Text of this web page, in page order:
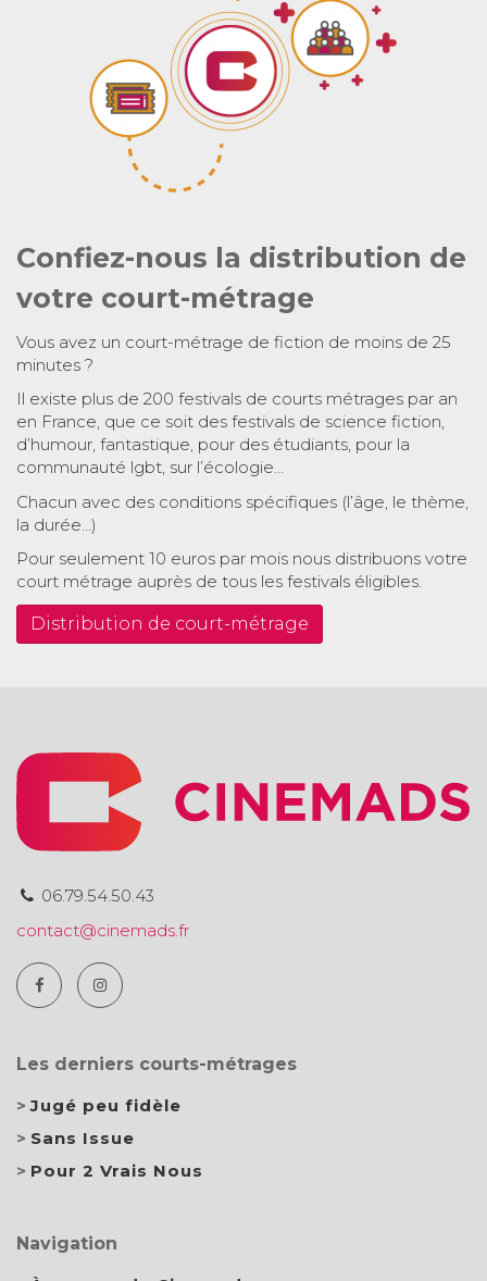
Confiez-nous la distribution de
votre court-métrage
Vous avez un court-métrage de fiction de moins de 25
minutes ?
Il existe plus de 200 festivals de courts métrages par an
en France, que ce soit des festivals de science fiction,
d’humour, fantastique, pour des étudiants, pour la
communauté lgbt, sur l’écologie…
Chacun avec des conditions spécifiques (l’âge, le thème,
la durée…)
Pour seulement 10 euros par mois nous distribuons votre
court métrage auprès de tous les festivals éligibles.
Distribution de court-métrage
06.79.54.50.43
contact@cinemads.fr
Les derniers courts-métrages
Jugé peu fidèle
Sans Issue
Pour 2 Vrais Nous
Navigation